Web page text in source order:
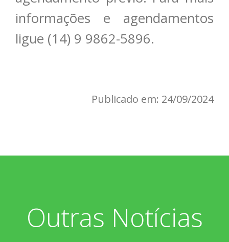
informações e agendamentos
ligue (14) 9 9862-5896.
Publicado em: 24/09/2024
Outras Notícias